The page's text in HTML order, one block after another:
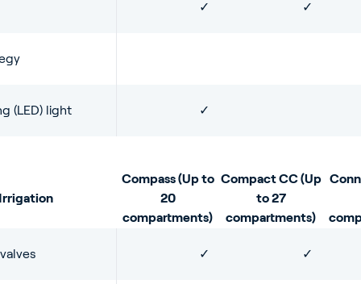
✓
✓ ✓
(LED) light ✓
Compass (Up to
20
compartments)
Compact CC (Up
to 27
compartments)
✓ ✓